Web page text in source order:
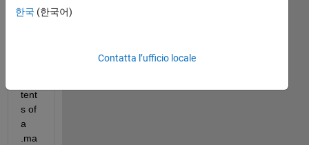
ng
tent
s of
a
.ma
한국 (한국어)
Contatta l’ufficio locale